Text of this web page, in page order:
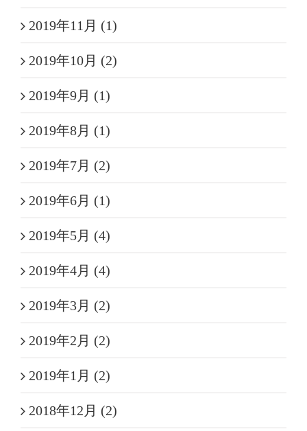
2019年11月 (1)
2019年10月 (2)
2019年9月 (1)
2019年8月 (1)
2019年7月 (2)
2019年6月 (1)
2019年5月 (4)
2019年4月 (4)
2019年3月 (2)
2019年2月 (2)
2019年1月 (2)
2018年12月 (2)